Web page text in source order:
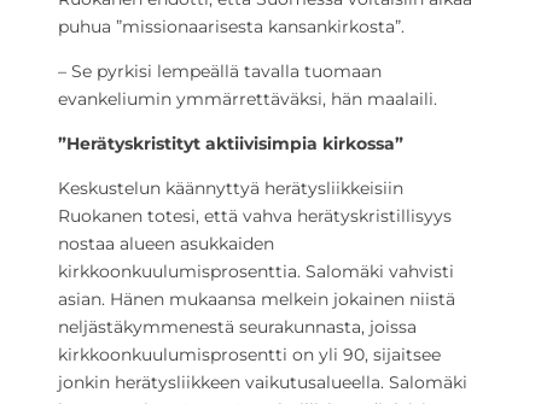
puhua ”missionaarisesta kansankirkosta”.
– Se pyrkisi lempeällä tavalla tuomaan
evankeliumin ymmärrettäväksi, hän maalaili.
”Herätyskristityt aktiivisimpia kirkossa”
Keskustelun käännyttyä herätysliikkeisiin
Ruokanen totesi, että vahva herätyskristillisyys
nostaa alueen asukkaiden
kirkkoonkuulumisprosenttia. Salomäki vahvisti
asian. Hänen mukaansa melkein jokainen niistä
neljästäkymmenestä seurakunnasta, joissa
kirkkoonkuulumisprosentti on yli 90, sijaitsee
jonkin herätysliikkeen vaikutusalueella. Salomäki